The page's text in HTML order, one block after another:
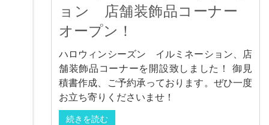
ョン 店舗装飾品コーナー
オープン！
ハロウィンシーズン イルミネーション、店
舗装飾品コーナーを開設致しました！ 御見
積書作成、ご予約承っております。ぜひ一度
お立ち寄りくださいませ！
続きを読む